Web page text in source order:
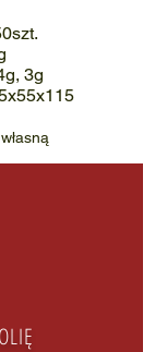
3g